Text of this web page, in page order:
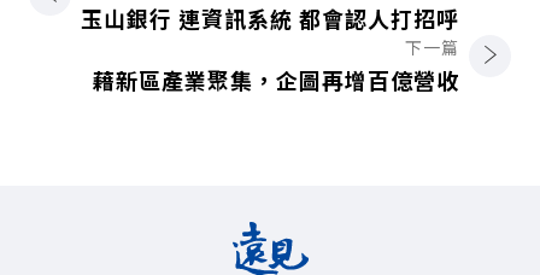
玉山銀行 連資訊系統 都會認人打招呼
下一篇
藉新區產業聚集，企圖再增百億營收